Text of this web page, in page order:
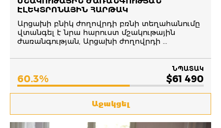
ԷԼԵԿՏՐՈՆԱՅԻՆ ՀԱՐԹԱԿ
Արցախի բնիկ ժողովրդի բռնի տեղահանումը
վտանգել է նրա հարուստ մշակութային
ժառանգության, Արցախի ժողովրդի ...
ՆՊԱՏԱԿ
60.3% $61 490
Աջակցել